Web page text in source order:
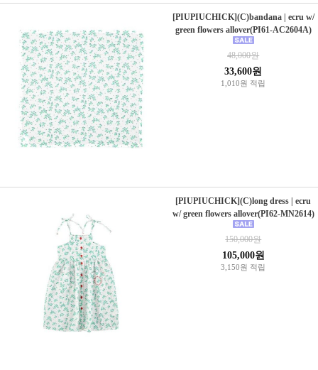
[PIUPIUCHICK](C)bandana | ecru w/
green flowers allover(PI61-AC2604A)
48,000원
33,600원
1,010원 적립
[PIUPIUCHICK](C)long dress | ecru
w/ green flowers allover(PI62-MN2614)
150,000원
105,000원
3,150원 적립